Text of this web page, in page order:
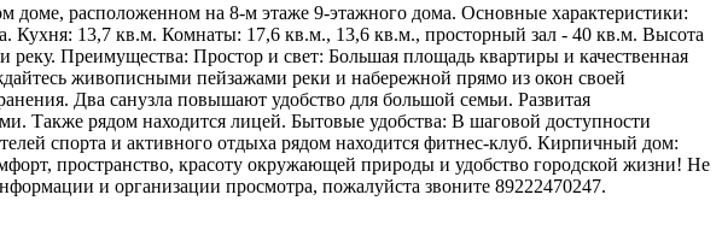
доме, расположенном на 8-м этаже 9-этажного дома. Основные характеристики:
13,7 кв.м. Комнаты: 17,6 кв.м., 13,6 кв.м., просторный зал - 40 кв.м. Высота
Преимущества: Простор и свет: Большая площадь квартиры и качественная
живописными пейзажами реки и набережной прямо из окон своей
Два санузла повышают удобство для большой семьи. Развитая
Также рядом находится лицей. Бытовые удобства: В шаговой доступности
спорта и активного отдыха рядом находится фитнес-клуб. Кирпичный дом:
пространство, красоту окружающей природы и удобство городской жизни! Не
и организации просмотра, пожалуйста звоните 89222470247.